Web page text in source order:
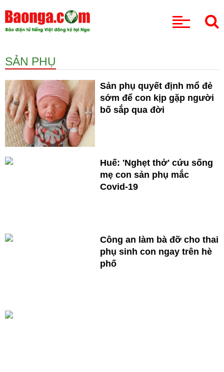
SẢN PHỤ
Sản phụ quyết định mổ đẻ
sớm để con kịp gặp người
bố sắp qua đời
Huế: 'Nghẹt thở' cứu sống
mẹ con sản phụ mắc
Covid-19
Công an làm bà đỡ cho thai
phụ sinh con ngay trên hè
phố